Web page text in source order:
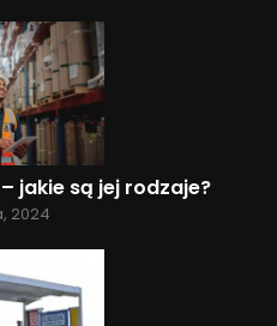
jakie są jej rodzaje?
2024